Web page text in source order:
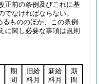
正前の条例及びこれに基
なければならない。
もののほか、この条例
に関し必要な事項は規則
期
間
旧給
料月
新給
料月
期
間